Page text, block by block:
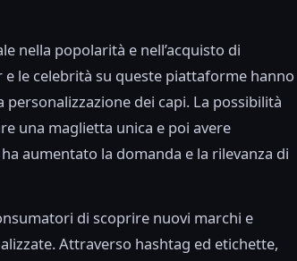
nella popolarità e nell’acquisto di
le celebrità su queste piattaforme hanno
dei capi. La possibilità
una maglietta unica e poi avere
aumentato la domanda e la rilevanza di
di scoprire nuovi marchi e
Attraverso hashtag ed etichette,